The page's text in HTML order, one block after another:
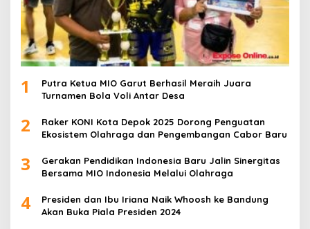
1
Putra Ketua MIO Garut Berhasil Meraih Juara
Turnamen Bola Voli Antar Desa
2
Raker KONI Kota Depok 2025 Dorong Penguatan
Ekosistem Olahraga dan Pengembangan Cabor Baru
3
Gerakan Pendidikan Indonesia Baru Jalin Sinergitas
Bersama MIO Indonesia Melalui Olahraga
4
Presiden dan Ibu Iriana Naik Whoosh ke Bandung
Akan Buka Piala Presiden 2024